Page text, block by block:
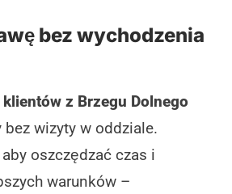
bez wychodzenia
klientów z Brzegu Dolnego
bez wizyty w oddziale.
aby oszczędzać czas i
warunków –